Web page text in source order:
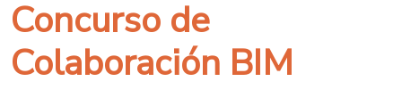
Concurso de
Colaboración BIM